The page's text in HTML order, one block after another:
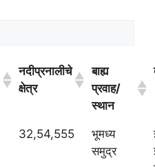
नदीप्रनालीचे
क्षेत्र
बाह्य
प्रवाह/
स्थान
32,54,555
भूमध्य
समुद्र